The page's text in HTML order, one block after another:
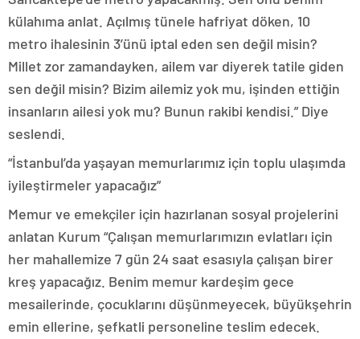
külahıma anlat. Açılmış tünele hafriyat döken, 10
metro ihalesinin 3’ünü iptal eden sen değil misin?
Millet zor zamandayken, ailem var diyerek tatile giden
sen değil misin? Bizim ailemiz yok mu, işinden ettiğin
insanların ailesi yok mu? Bunun rakibi kendisi.” Diye
seslendi.
“İstanbul’da yaşayan memurlarımız için toplu ulaşımda
iyileştirmeler yapacağız”
Memur ve emekçiler için hazırlanan sosyal projelerini
anlatan Kurum “Çalışan memurlarımızın evlatları için
her mahallemize 7 gün 24 saat esasıyla çalışan birer
kreş yapacağız. Benim memur kardeşim gece
mesailerinde, çocuklarını düşünmeyecek, büyükşehrin
emin ellerine, şefkatli personeline teslim edecek.